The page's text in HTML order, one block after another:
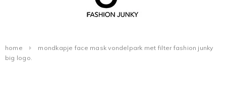
home
mondkapje face mask vondelpark met filter fashion junky
big logo.